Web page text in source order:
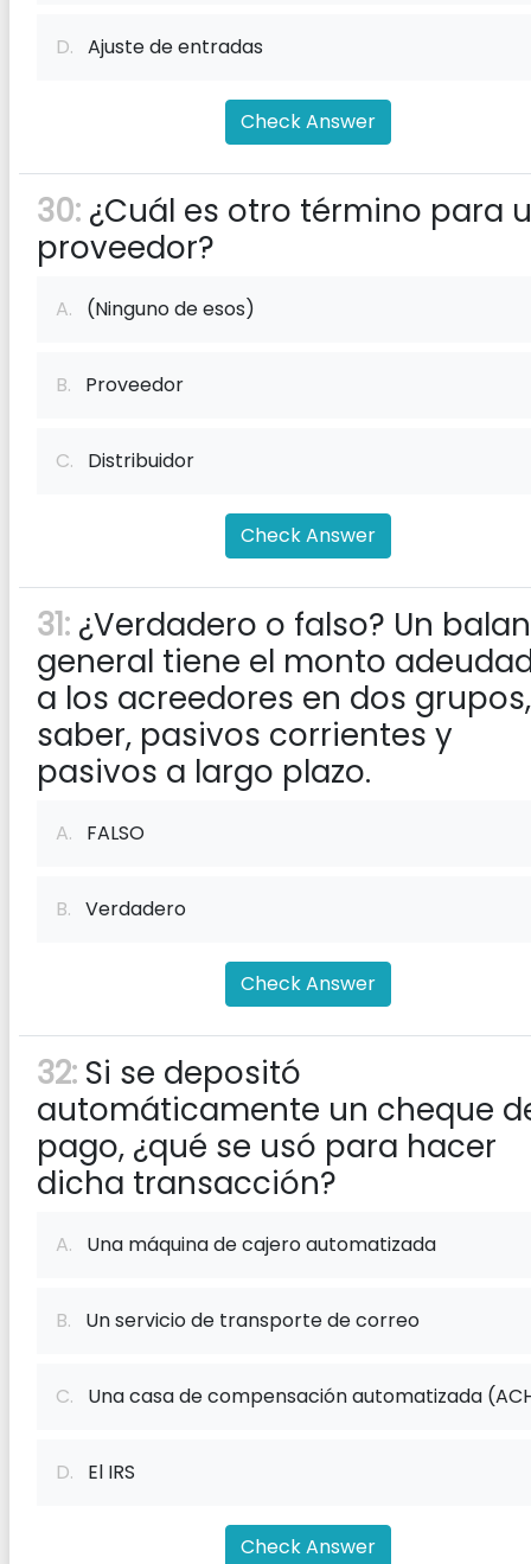
D. Ajuste de entradas
Check Answer
30: ¿Cuál es otro término para
proveedor?
A. (Ninguno de esos)
B. Proveedor
C. Distribuidor
Check Answer
31: ¿Verdadero o falso? Un
general tiene el monto
a los acreedores en dos
saber, pasivos corrientes y
pasivos a largo plazo.
A. FALSO
B. Verdadero
Check Answer
32: Si se depositó
automáticamente un cheque
pago, ¿qué se usó para hacer
dicha transacción?
A. Una máquina de cajero automatizada
B. Un servicio de transporte de correo
C. Una casa de compensación automatizada
D. El IRS
Check Answer